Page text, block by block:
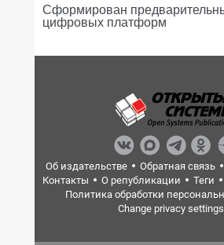
Сформирован
цифровых платформ
Об издательстве Обратная связь
Контакты
О републикации Теги
Политика обработки
Change privacy settings